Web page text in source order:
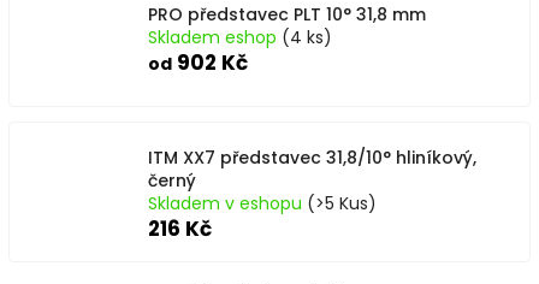
PRO představec PLT 10° 31,8 mm
Skladem eshop (4 ks)
od 902 Kč
ITM XX7 představec 31,8/10° hliníkový,
černý
Skladem v eshopu (>5 Kus)
216 Kč